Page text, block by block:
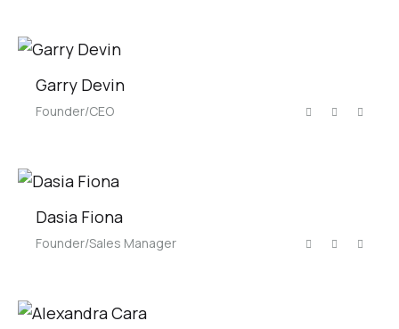
Garry Devin
Founder/CEO
Dasia Fiona
Founder/Sales Manager